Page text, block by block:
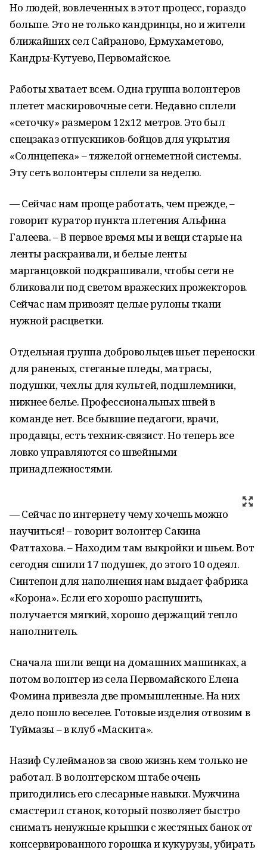
Но людей, вовлеченных в этот процесс, гораздо
больше. Это не только кандринцы, но и жители
ближайших сел Сайраново, Ермухаметово,
Кандры-Кутуево, Первомайское.
Работы хватает всем. Одна группа волонтеров
плетет маскировочные сети. Недавно сплели
«сеточку» размером 12х12 метров. Это был
спецзаказ отпускников-бойцов для укрытия
«Солнцепека» – тяжелой огнеметной системы.
Эту сеть волонтеры сплели за неделю.
— Сейчас нам проще работать, чем прежде, –
говорит куратор пункта плетения Альфина
Галеева. – В первое время мы и вещи старые на
ленты раскраивали, и белые ленты
марганцовкой подкрашивали, чтобы сети не
бликовали под светом вражеских прожекторов.
Сейчас нам привозят целые рулоны ткани
нужной расцветки.
Отдельная группа добровольцев шьет переноски
для раненых, стеганые пледы, матрасы,
подушки, чехлы для культей, подшлемники,
нижнее белье. Профессиональных швей в
команде нет. Все бывшие педагоги, врачи,
продавцы, есть техник-связист. Но теперь все
ловко управляются со швейными
принадлежностями.
— Сейчас по интернету чему хочешь можно
научиться! – говорит волонтер Сакина
Фаттахова. – Находим там выкройки и шьем. Вот
сегодня сшили 17 подушек, до этого 10 одеял.
Синтепон для наполнения нам выдает фабрика
«Корона». Если его хорошо распушить,
получается мягкий, хорошо держащий тепло
наполнитель.
Сначала шили вещи на домашних машинках, а
потом волонтер из села Первомайского Елена
Фомина привезла две промышленные. На них
дело пошло веселее. Готовые изделия отвозим в
Туймазы – в клуб «Маскита».
Назиф Сулейманов за свою жизнь кем только не
работал. В волонтерском штабе очень
пригодились его слесарные навыки. Мужчина
смастерил станок, который позволяет быстро
снимать ненужные крышки с жестяных банок от
консервированного горошка и кукурузы, убирать